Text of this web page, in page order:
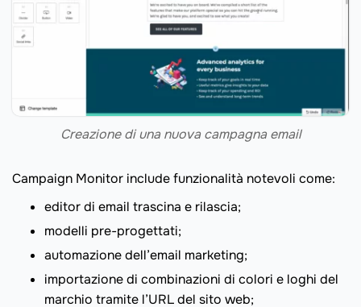
Creazione di una nuova campagna email
Campaign Monitor include funzionalità notevoli come:
editor di email trascina e rilascia;
modelli pre-progettati;
automazione dell’email marketing;
importazione di combinazioni di colori e loghi del
marchio tramite l’URL del sito web;